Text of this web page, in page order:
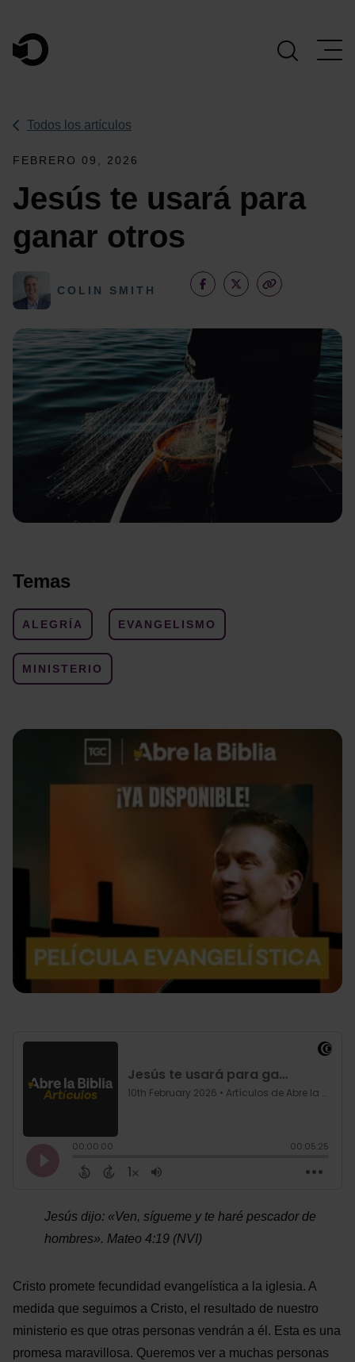
Navegación Principal
Todos los artículos
FEBRERO 09, 2026
Jesús te usará para
ganar otros
COLIN SMITH
Temas
ALEGRÍA EVANGELISMO
MINISTERIO
Jesús dijo: «Ven, sígueme y te haré pescador de
hombres». Mateo 4:19 (NVI)
Cristo promete fecundidad evangelística a la iglesia. A
medida que seguimos a Cristo, el resultado de nuestro
ministerio es que otras personas vendrán a él. Esta es una
promesa maravillosa. Queremos ver a muchas personas